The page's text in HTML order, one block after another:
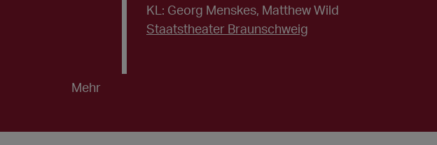
KL: Georg Menskes, Matthew Wild
Staatstheater Braunschweig
Mehr